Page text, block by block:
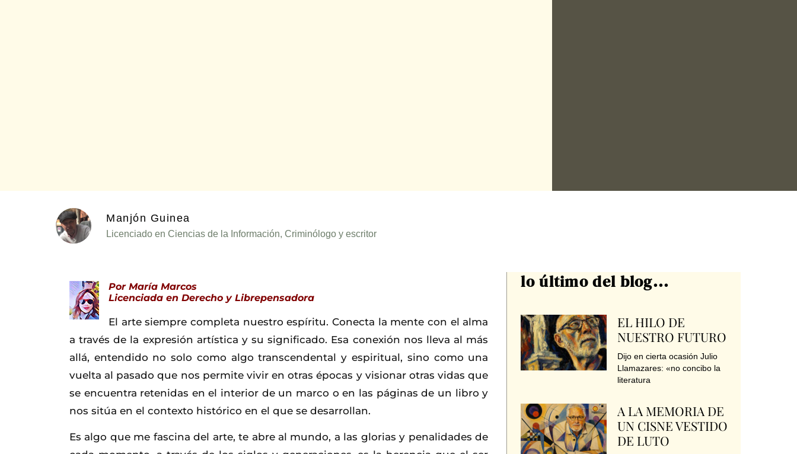
Manjón Guinea
Licenciado en Ciencias de la Información, Criminólogo y escritor
Por María Marcos
Licenciada en Derecho y Librepensadora
El arte siempre completa nuestro espíritu. Conecta la mente con el alma
a través de la expresión artística y su significado. Esa conexión nos lleva al más
allá, entendido no solo como algo transcendental y espiritual, sino como una
vuelta al pasado que nos permite vivir en otras épocas y visionar otras vidas que
se encuentra retenidas en el interior de un marco o en las páginas de un libro y
nos sitúa en el contexto histórico en el que se desarrollan.
Es algo que me fascina del arte, te abre al mundo, a las glorias y penalidades de
lo último del blog...
EL HILO DE
NUESTRO FUTURO
Dijo en cierta ocasión Julio
Llamazares: «no concibo la
literatura
A LA MEMORIA DE
UN CISNE VESTIDO
DE LUTO